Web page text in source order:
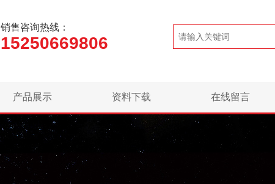
销售咨询热线：
15250669806
产品展示 资料下载 在线留言